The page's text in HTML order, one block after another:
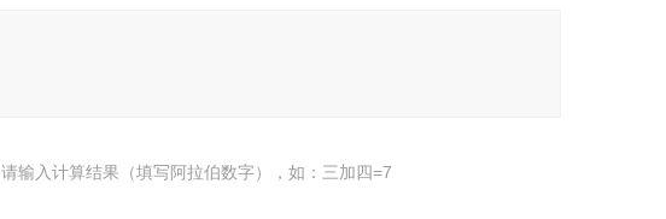
请输入计算结果（填写阿拉伯数字），如：三加四=7